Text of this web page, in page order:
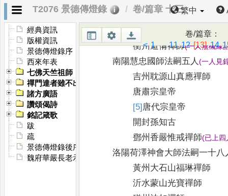
T2076 景德傳燈錄 卷/篇章 十三繁中
經典資訊
版權資訊
景德傳燈錄序
西來年表
七佛天竺祖師
禪門達者雖不出世有名於時者
諸方廣語
讚頌偈詩
銘記箴歌
跋
疏
景德傳燈錄後序
魏府華嚴長老示眾
卷/篇章：
< 1...11 12 [13] 14
韶州遊寂禪師(已上二人無
祇陀和尚法嗣
一人
衡州道倩禪師(一人無機緣
南陽慧忠國師法嗣五人(一人見
吉州耽源山真應禪師
唐肅宗皇帝
[5]唐代宗皇帝
開封孫知古
鄧州香嚴惟戒禪師(已上四
洛陽荷澤神會大師法嗣一十八
黃州大石山福琳禪師
沂水蒙山光寶禪師